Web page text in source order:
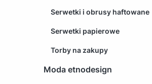
Serwetki i obrusy haftowane
Serwetki papierowe
Torby na zakupy
Moda etnodesign